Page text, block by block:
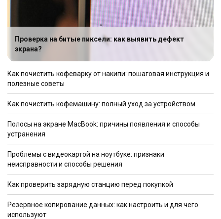
Проверка на битые пиксели: как выявить дефект
экрана?
Как почистить кофеварку от накипи: пошаговая инструкция и
полезные советы
Как почистить кофемашину: полный уход за устройством
Полосы на экране MacBook: причины появления и способы
устранения
Проблемы с видеокартой на ноутбуке: признаки
неисправности и способы решения
Как проверить зарядную станцию перед покупкой
Резервное копирование данных: как настроить и для чего
используют